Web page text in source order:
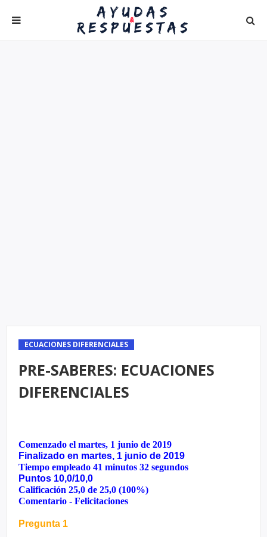
ECUACIONES DIFERENCIALES
PRE-SABERES: ECUACIONES
DIFERENCIALES
Comenzado el martes, 1 junio de 2019
Finalizado en martes, 1 junio de 2019
Tiempo empleado 41 minutos 32 segundos
Puntos 10,0/10,0
Calificación 25,0 de 25,0 (100%)
Comentario - Felicitaciones
Pregunta 1